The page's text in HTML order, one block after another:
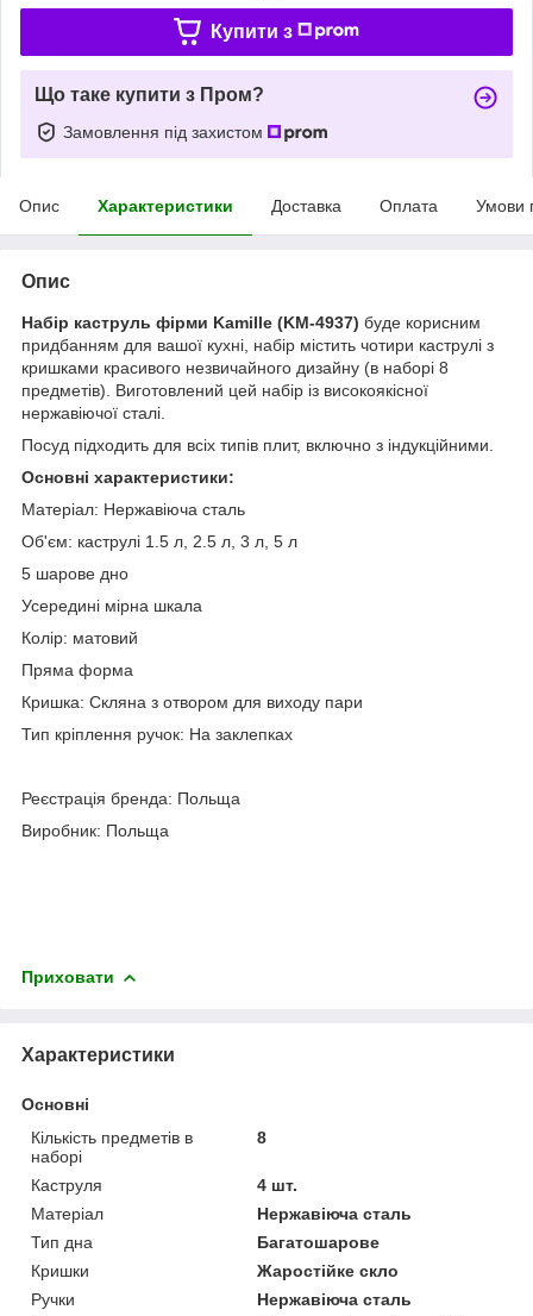
Купити з
Що таке купити з Пром?
Замовлення під захистом
Опис Характеристики Доставка Оплата Умови
Опис
Набір каструль фірми Kamille (KM-4937) буде корисним
придбанням для вашої кухні, набір містить чотири каструлі з
кришками красивого незвичайного дизайну (в наборі 8
предметів). Виготовлений цей набір із високоякісної
нержавіючої сталі.
Посуд підходить для всіх типів плит, включно з індукційними.
Основні характеристики:
Матеріал: Нержавіюча сталь
Об'єм: каструлі 1.5 л, 2.5 л, 3 л, 5 л
5 шарове дно
Усередині мірна шкала
Колір: матовий
Пряма форма
Кришка: Скляна з отвором для виходу пари
Тип кріплення ручок: На заклепках
Реєстрація бренда: Польща
Виробник: Польща
Приховати
Характеристики
Основні
Кількість предметів в
наборі
8
Каструля
4 шт.
Матеріал
Нержавіюча сталь
Тип дна
Багатошарове
Кришки
Жаростійке скло
Ручки
Нержавіюча сталь